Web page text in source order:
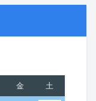
金 土